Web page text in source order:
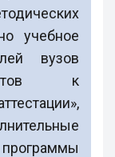
учебное
вузов
к